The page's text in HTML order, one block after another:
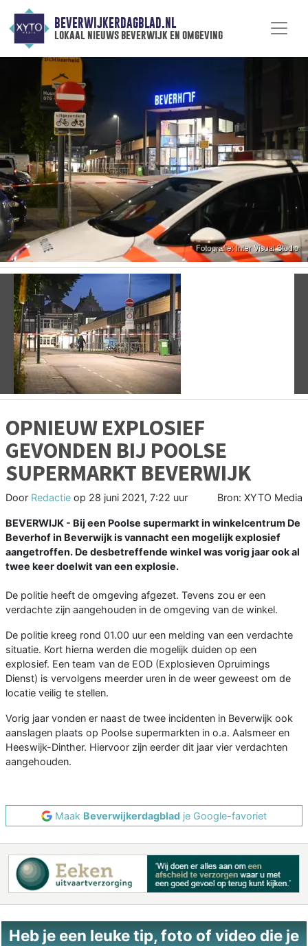
BEVERWIJKERDAGBLAD.NL
lokaal nieuws beverwijk en omgeving
Vorige
OPNIEUW EXPLOSIEF
GEVONDEN BIJ POOLSE
SUPERMARKT BEVERWIJK
Door Redactie op 28 juni 2021, 7:22 uur Bron: XYTO Media
BEVERWIJK - Bij een Poolse supermarkt in winkelcentrum De
Beverhof in Beverwijk is vannacht een mogelijk explosief
aangetroffen. De desbetreffende winkel was vorig jaar ook al
twee keer doelwit van een explosie.
De politie heeft de omgeving afgezet. Tevens zou er een
verdachte zijn aangehouden in de omgeving van de winkel.
De politie kreeg rond 01.00 uur een melding van een verdachte
situatie. Kort hierna werden die mogelijk duiden op een
explosief. Een team van de EOD (Explosieven Opruimings
Dienst) is vervolgens meerder uren in de weer geweest om de
locatie veilig te stellen.
Vorig jaar vonden er naast de twee incidenten in Beverwijk ook
aanslagen plaats op Poolse supermarkten in o.a. Aalsmeer en
Heeswijk-Dinther. Hiervoor zijn eerder dit jaar vier verdachten
aangehouden.
Maak Beverwijkerdagblad je Google-favoriet
Heb je een leuke tip, foto of video die je